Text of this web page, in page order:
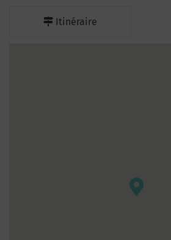
Itinéraire